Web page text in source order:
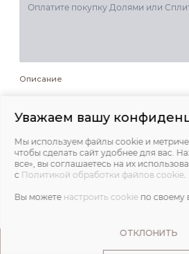
Оплатите покупку Долями или
Описание
Состав и уход
Обмеры
Уважаем вашу
Мы используем файлы cookie и
чтобы сделать сайт удобнее для вас.
все», вы соглашаетесь на их
с Политикой обработки файлов cookie.
Вы можете настроить cookie по своему
ОТКЛОНИТЬ